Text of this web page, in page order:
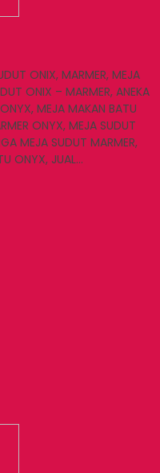
ONIX, MARMER, MEJA
ONIX – MARMER, ANEKA
MEJA MAKAN BATU
ONYX, MEJA SUDUT
MEJA SUDUT MARMER,
ONYX, JUAL…